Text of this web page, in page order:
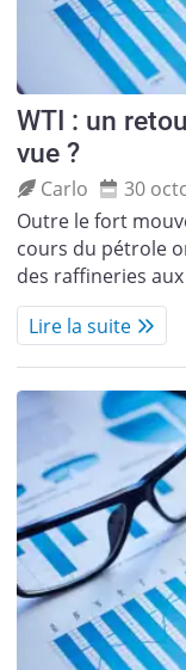
WTI : un
vue ?
Carlo
30
Outre le fort
cours du pétrole
des raffineries
Lire la suite